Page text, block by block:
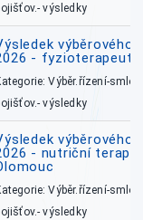
výsledky
výběrového
- fyzioterapeut,
Výběr.řízení-
výsledky
výběrového
- nutriční
Výběr.řízení-
výsledky